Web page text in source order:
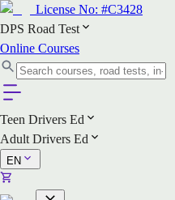
License No: #C3428
DPS Road Test
Online Courses
Teen Drivers Ed
Adult Drivers Ed
EN